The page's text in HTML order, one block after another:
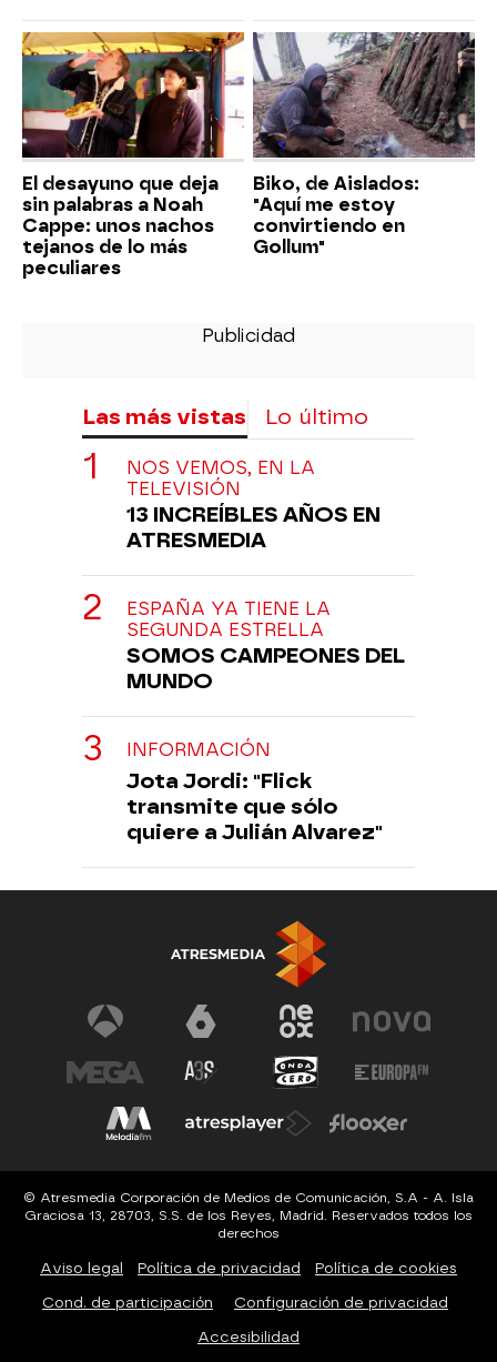
El desayuno que deja
sin palabras a Noah
Cappe: unos nachos
tejanos de lo más
peculiares
Biko, de Aislados:
"Aquí me estoy
convirtiendo en
Gollum"
Las más vistas Lo último
NOS VEMOS, EN LA
TELEVISIÓN
13 INCREÍBLES AÑOS EN
ATRESMEDIA
ESPAÑA YA TIENE LA
SEGUNDA ESTRELLA
SOMOS CAMPEONES DEL
MUNDO
INFORMACIÓN
Jota Jordi: "Flick
transmite que sólo
quiere a Julián Alvarez"
© Atresmedia Corporación de Medios de Comunicación, S.A - A. Isla
Graciosa 13, 28703, S.S. de los Reyes, Madrid. Reservados todos los
derechos
Aviso legal Política de privacidad Política de cookies
Cond. de participación Configuración de privacidad
Accesibilidad